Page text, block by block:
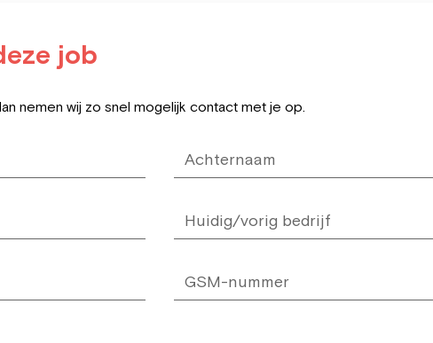
job
nemen wij zo snel mogelijk contact met je op.